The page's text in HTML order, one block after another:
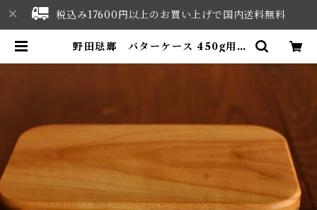
税込み17600円以上のお買い上げで国内送料無料
野田琺瑯 バターケース 450g用 |